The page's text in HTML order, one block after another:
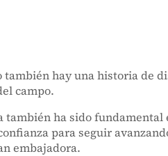
también hay una historia de
campo.
ha sido fundamental
para seguir
embajadora.